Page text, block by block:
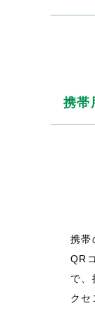
携帯
携帯
QR
で、
クセ